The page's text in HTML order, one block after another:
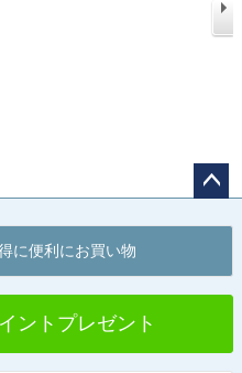
へ
に便利にお買い物
ントプレゼント